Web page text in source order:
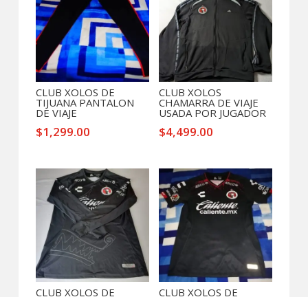
CLUB XOLOS DE
TIJUANA PANTALON
DE VIAJE
$1,299.00
CLUB XOLOS
CHAMARRA DE VIAJE
USADA POR JUGADOR
$4,499.00
CLUB XOLOS DE CLUB XOLOS DE